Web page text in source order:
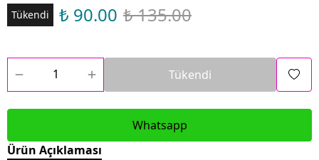
Tükendi ₺ 90.00 ₺ 135.00
Tükendi
Whatsapp
Ürün Açıklaması